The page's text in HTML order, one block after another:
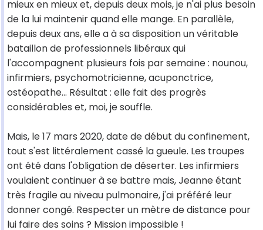
mieux en mieux et, depuis deux mois, je n'ai plus besoin
de la lui maintenir quand elle mange. En parallèle,
depuis deux ans, elle a à sa disposition un véritable
bataillon de professionnels libéraux qui
l'accompagnent plusieurs fois par semaine : nounou,
infirmiers, psychomotricienne, acuponctrice,
ostéopathe... Résultat : elle fait des progrès
considérables et, moi, je souffle.
Mais, le 17 mars 2020, date de début du confinement,
tout s'est littéralement cassé la gueule. Les troupes
ont été dans l'obligation de déserter. Les infirmiers
voulaient continuer à se battre mais, Jeanne étant
très fragile au niveau pulmonaire, j'ai préféré leur
donner congé. Respecter un mètre de distance pour
lui faire des soins ? Mission impossible !